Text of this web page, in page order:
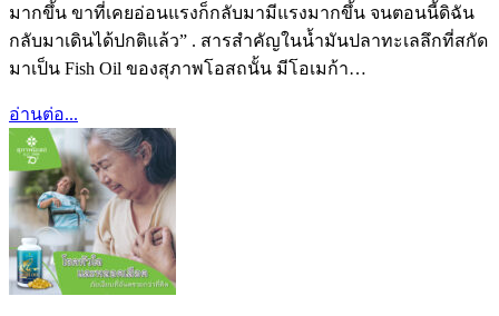
มากขึ้น ขาที่เคยอ่อนแรงก็กลับมามีแรงมากขึ้น จนตอนนี้ดิฉัน
กลับมาเดินได้ปกติแล้ว” . สารสำคัญในน้ำมันปลาทะเลลึกที่สกัด
มาเป็น Fish Oil ของสุภาพโอสถนั้น มีโอเมก้า…
อ่านต่อ...